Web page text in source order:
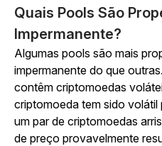
Quais Pools São
Impermanente?
Algumas pools são mais
impermanente do que
contêm criptomoedas
criptomoeda tem sido
um par de criptomoedas
de preço provavelmente